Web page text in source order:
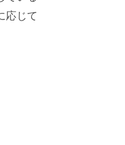
応じて